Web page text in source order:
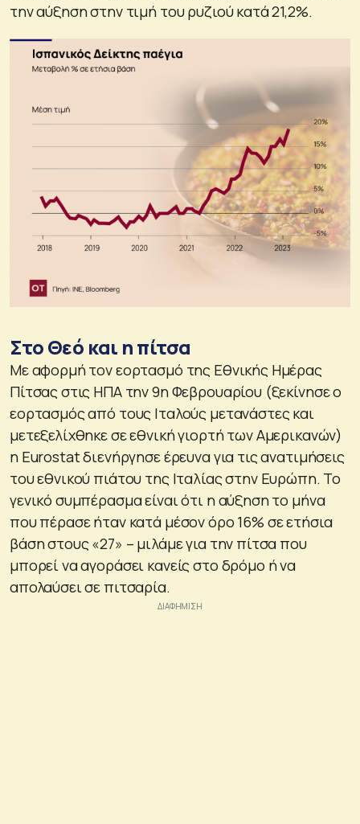
την αύξηση στην τιμή του ρυζιού κατά 21,2%.
Στο Θεό και η πίτσα
Με αφορμή τον εορτασμό της Εθνικής Ημέρας
Πίτσας στις ΗΠΑ την 9η Φεβρουαρίου (ξεκίνησε ο
εορτασμός από τους Ιταλούς μετανάστες και
μετεξελίχθηκε σε εθνική γιορτή των Αμερικανών)
η Eurostat διενήργησε έρευνα για τις ανατιμήσεις
του εθνικού πιάτου της Ιταλίας στην Ευρώπη. Το
γενικό συμπέρασμα είναι ότι η αύξηση το μήνα
που πέρασε ήταν κατά μέσον όρο 16% σε ετήσια
βάση στους «27» – μιλάμε για την πίτσα που
μπορεί να αγοράσει κανείς στο δρόμο ή να
απολαύσει σε πιτσαρία.